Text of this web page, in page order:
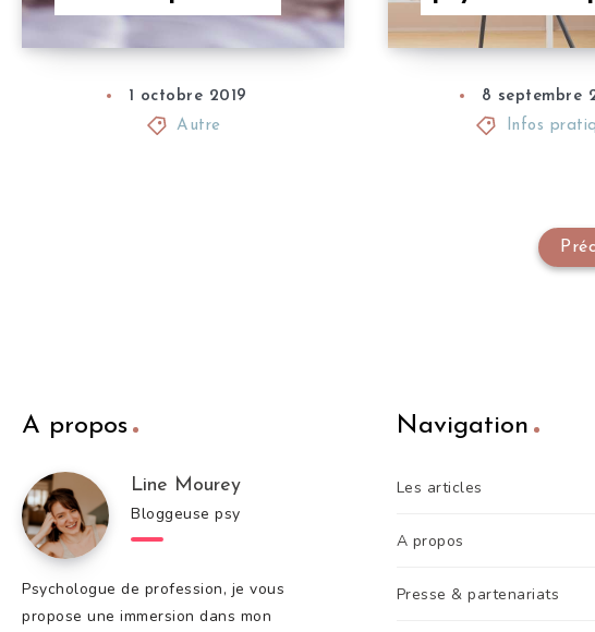
1 octobre 2019
Autre
8 septembre
Infos
A propos
Line Mourey
Bloggeuse psy
Psychologue de profession, je vous
propose une immersion dans mon
Navigation
Les articles
A propos
Presse & partenariats